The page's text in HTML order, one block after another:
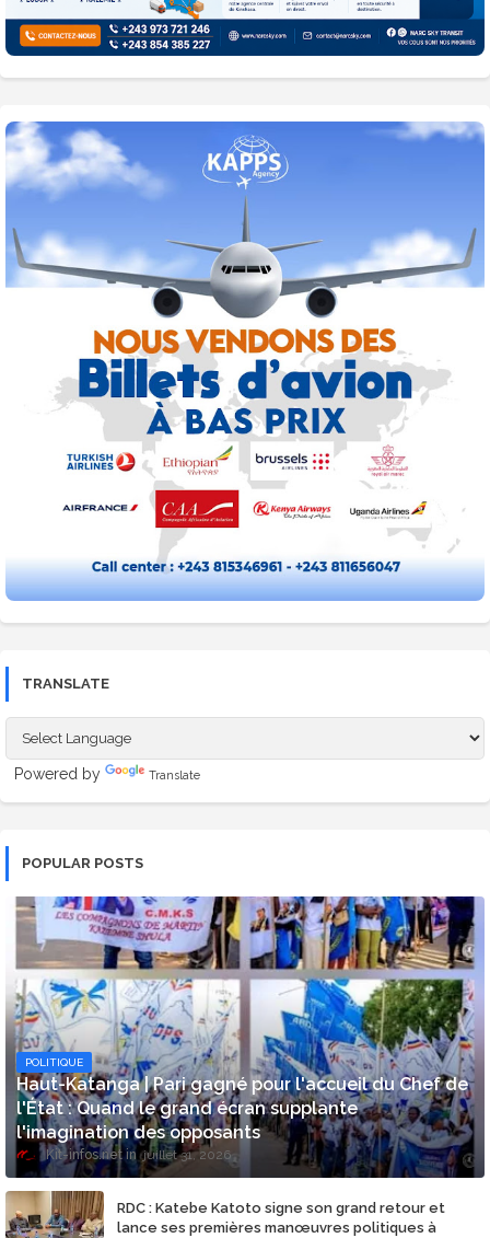
TRANSLATE
Powered by Translate
POPULAR POSTS
POLITIQUE
​Haut-Katanga | Pari gagné pour l'accueil du Chef de
l'État : Quand le grand écran supplante
l'imagination des opposants
Kit-infos.net juillet 31, 2026
RDC : Katebe Katoto signe son grand retour et
lance ses premières manœuvres politiques à